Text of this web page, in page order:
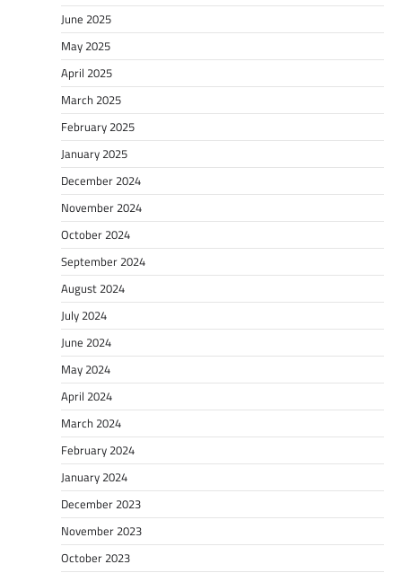
June 2025
May 2025
April 2025
March 2025
February 2025
January 2025
December 2024
November 2024
October 2024
September 2024
August 2024
July 2024
June 2024
May 2024
April 2024
March 2024
February 2024
January 2024
December 2023
November 2023
October 2023